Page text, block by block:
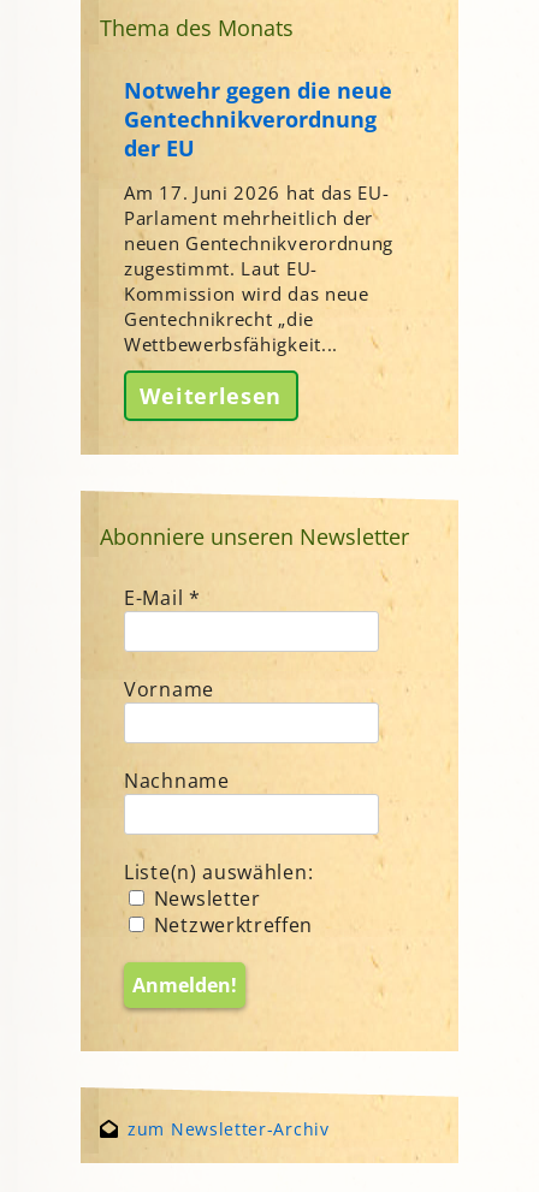
Thema des Monats
Notwehr gegen die neue
Gentechnikverordnung
der EU
Am 17. Juni 2026 hat das EU-
Parlament mehrheitlich der
neuen Gentechnikverordnung
zugestimmt. Laut EU-
Kommission wird das neue
Gentechnikrecht „die
Wettbewerbsfähigkeit...
Weiterlesen
Abonniere unseren Newsletter
E-Mail *
Vorname
Nachname
Liste(n) auswählen:
Newsletter
Netzwerktreffen
zum Newsletter-Archiv